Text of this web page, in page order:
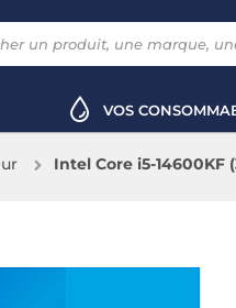
VOS
Intel Core i5-14600KF